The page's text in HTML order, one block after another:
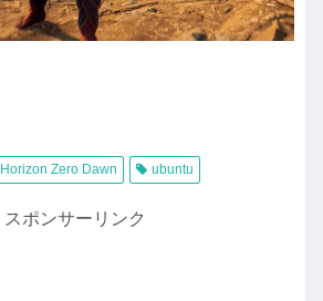
Horizon Zero Dawn ubuntu
スポンサーリンク